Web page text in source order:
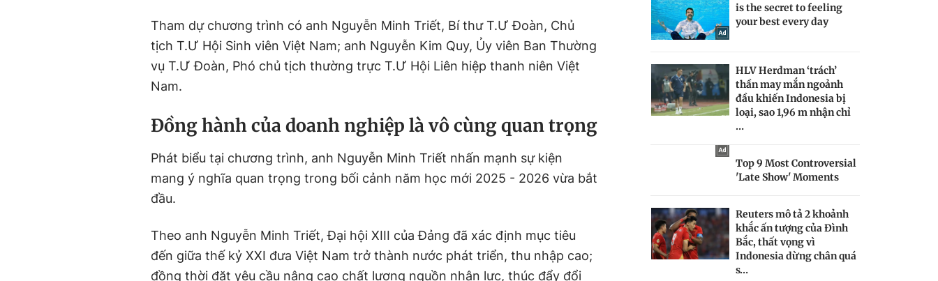
Tham dự chương trình có anh Nguyễn Minh Triết, Bí thư T.Ư Đoàn, Chủ
tịch T.Ư Hội Sinh viên Việt Nam; anh Nguyễn Kim Quy, Ủy viên Ban Thường
vụ T.Ư Đoàn, Phó chủ tịch thường trực T.Ư Hội Liên hiệp thanh niên Việt
Nam.
Đồng hành của doanh nghiệp là vô cùng quan trọng
Phát biểu tại chương trình, anh Nguyễn Minh Triết nhấn mạnh sự kiện
mang ý nghĩa quan trọng trong bối cảnh năm học mới 2025 - 2026 vừa bắt
đầu.
Theo anh Nguyễn Minh Triết, Đại hội XIII của Đảng đã xác định mục tiêu
đến giữa thế kỷ XXI đưa Việt Nam trở thành nước phát triển, thu nhập cao;
đồng thời đặt yêu cầu nâng cao chất lượng nguồn nhân lực, thúc đẩy đổi